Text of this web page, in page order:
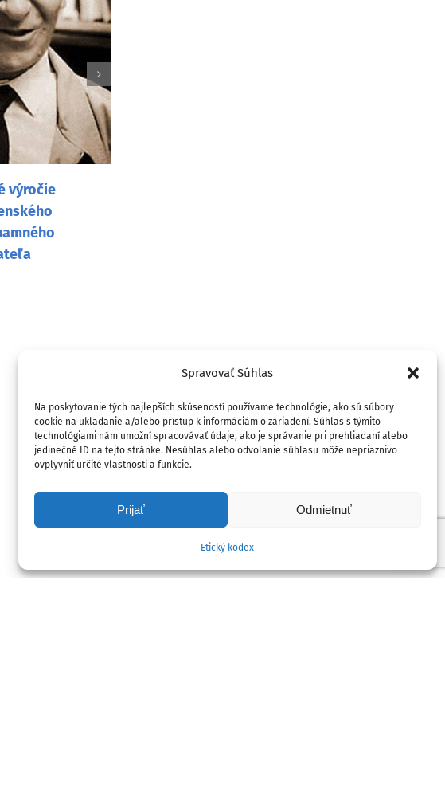
Spravovať Súhlas
Na poskytovanie tých najlepších skúseností používame technológie, ako sú súbory
cookie na ukladanie a/alebo prístup k informáciám o zariadení. Súhlas s týmito
technológiami nám umožní spracovávať údaje, ako je správanie pri prehliadaní alebo
jedinečné ID na tejto stránke. Nesúhlas alebo odvolanie súhlasu môže nepriaznivo
ovplyvniť určité vlastnosti a funkcie.
Prijať Odmietnuť
Etický kódex
výročie